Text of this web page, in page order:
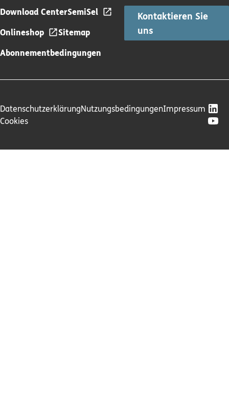
Download CenterSemiSel
Onlineshop
Sitemap
Abonnementbedingungen
Kontaktieren Sie
uns
DatenschutzerklärungNutzungsbedingungenImpressum
Cookies